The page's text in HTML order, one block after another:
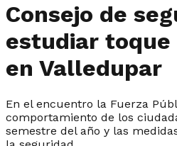
Consejo de
estudiar toque
en Valledupar
En el encuentro la Fuerza
comportamiento de los
semestre del año y las